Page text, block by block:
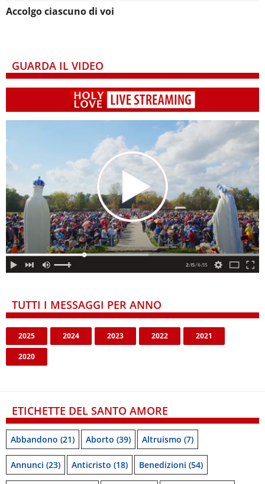
Accolgo ciascuno di voi
GUARDA IL VIDEO
TUTTI I MESSAGGI PER ANNO
2025 2024 2023 2022 2021
2020
ETICHETTE DEL SANTO AMORE
Abbandono (21) Aborto (39) Altruismo (7)
Annunci (23) Anticristo (18) Benedizioni (54)